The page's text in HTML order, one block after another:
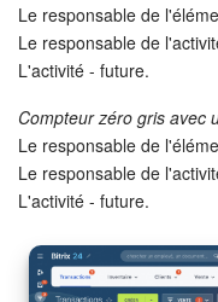
Le responsable de
Le responsable de
L'activité - future.
Compteur zéro gris avec
Le responsable de
Le responsable de
L'activité - future.